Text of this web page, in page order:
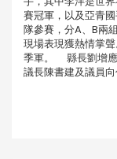
賽冠軍，以及亞青
隊參賽，分A、B兩
現場表現獲熱情掌
季軍。 縣長劉增應
議長陳書建及議員